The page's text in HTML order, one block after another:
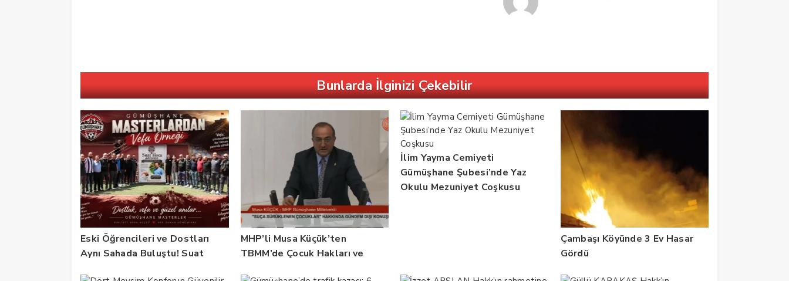
Bunlarda İlginizi Çekebilir
Eski Öğrencileri ve Dostları
Aynı Sahada Buluştu! Suat
MHP’li Musa Küçük’ten
TBMM’de Çocuk Hakları ve
İlim Yayma Cemiyeti
Gümüşhane Şubesi’nde Yaz
Okulu Mezuniyet Coşkusu
Çambaşı Köyünde 3 Ev Hasar
Gördü